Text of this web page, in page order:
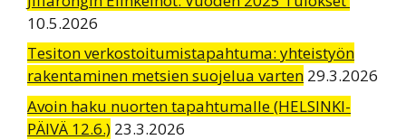
10.5.2026
Tesiton verkostoitumistapahtuma: yhteistyön
rakentaminen metsien suojelua varten 29.3.2026
Avoin haku nuorten tapahtumalle (HELSINKI-
PÄIVÄ 12.6.) 23.3.2026